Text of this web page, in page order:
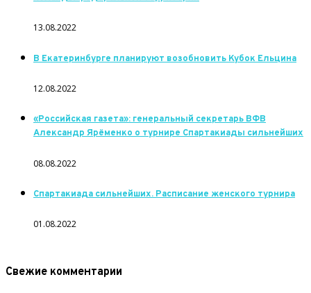
13.08.2022
В Екатеринбурге планируют возобновить Кубок Ельцина
12.08.2022
«Российская газета»: генеральный секретарь ВФВ
Александр Ярёменко о турнире Спартакиады сильнейших
08.08.2022
Спартакиада сильнейших. Расписание женского турнира
01.08.2022
Свежие комментарии